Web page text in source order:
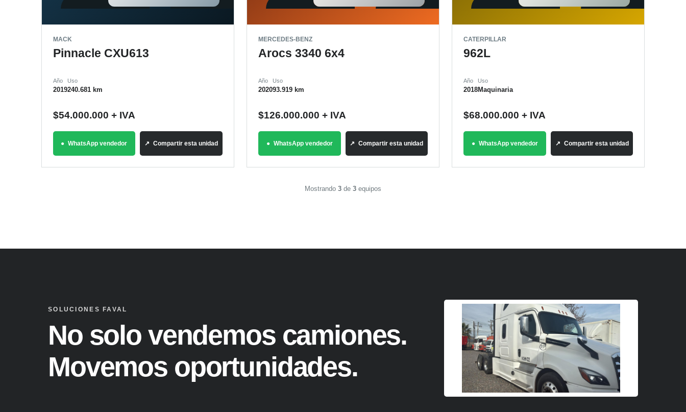
MACK
Pinnacle CXU613
Año
2019
Uso
240.681 km
$54.000.000 + IVA
WhatsApp vendedor Compartir esta unidad
MERCEDES-BENZ
Arocs 3340 6x4
Año
2020
Uso
93.919 km
$126.000.000 + IVA
WhatsApp vendedor Compartir esta unidad
CATERPILLAR
962L
Año
2018
Uso
Maquinaria
$68.000.000 + IVA
WhatsApp vendedor Compartir esta unidad
Mostrando 3 de 3 equipos
SOLUCIONES FAVAL
No solo vendemos camiones.
Movemos oportunidades.